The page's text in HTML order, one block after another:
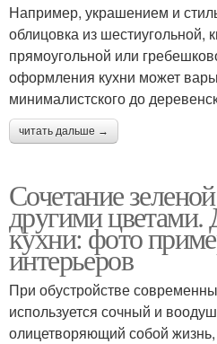
Например, украшением и
облицовка из шестиугольной,
прямоугольной или
оформления кухни может
минималистского до
читать дальше →
Сочетание
другими цветами.
кухни: фото
интерьеров
При обустройстве
используется сочный и
олицетворяющий собой